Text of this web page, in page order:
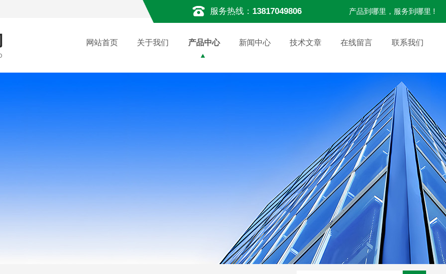
服务热线： 13817049806 产品到哪里，服务到哪里 !
网站首页 关于我们 产品中心 新闻中心 技术文章 在线留言 联系我们